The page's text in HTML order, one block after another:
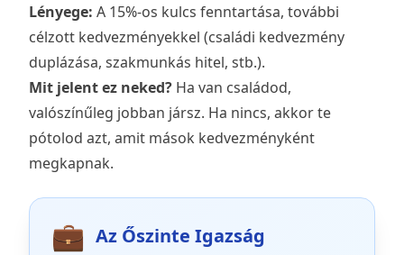
Lényege: A 15%-os kulcs fenntartása, további
célzott kedvezményekkel (családi kedvezmény
duplázása, szakmunkás hitel, stb.).
Mit jelent ez neked? Ha van családod,
valószínűleg jobban jársz. Ha nincs, akkor te
pótolod azt, amit mások kedvezményként
megkapnak.
💼 Az Őszinte Igazság